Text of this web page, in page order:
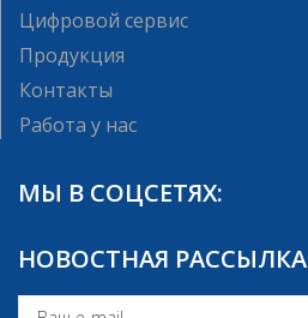
Цифровой сервис
Продукция
Контакты
Работа у нас
МЫ В СОЦСЕТЯХ:
НОВОСТНАЯ РАССЫЛКА